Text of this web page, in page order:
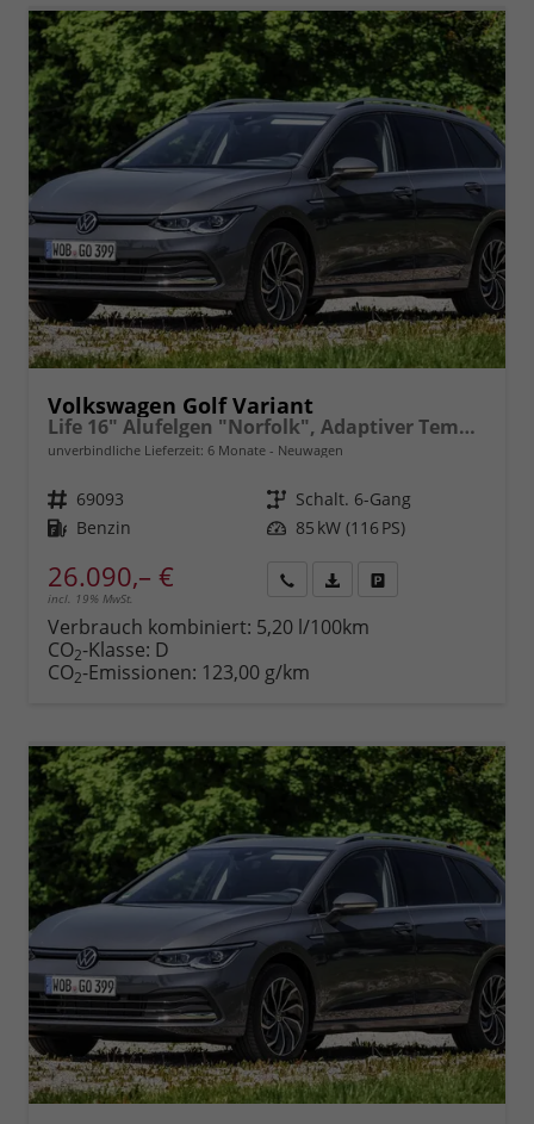
Volkswagen Golf Variant
Life 16" Alufelgen "Norfolk", Adaptiver Tempomat ACC, Sicht-Paket, Digital Cockpit Pro, LED-Scheinwerfer, Radio Composition 10,3" + Wireless App-Connect, Parksensoren vorn und hinten, Climatronic, M-Lederlenkrad, Reserverad, Dachreling uvm.
unverbindliche Lieferzeit: 6 Monate Neuwagen
Fahrzeugnr. 69093 Getriebe Schalt. 6-Gang
Kraftstoff Benzin Leistung 85 kW (116 PS)
26.090,– €
incl. 19% MwSt.
anfordern
Datei,
Verbrauch kombiniert: 5,20 l/100km
CO2-Klasse: D
CO2-Emissionen: 123,00 g/km